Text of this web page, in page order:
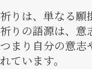
祈りは、単なる願
祈りの語源は、意
つまり自分の意志
れています。